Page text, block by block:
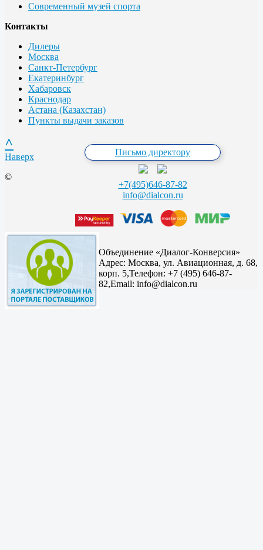
Современный музей спорта
Контакты
Дилеры
Москва
Санкт-Петербург
Екатеринбург
Хабаровск
Краснодар
Астана (Казахстан)
Пункты выдачи заказов
Письмо директору
+7(495)646-87-82
info@dialcon.ru
^
Наверх
©
Объединение «Диалог-Конверсия»
Адрес: Москва, ул. Авиационная, д. 68,
корп. 5,Телефон: +7 (495) 646-87-
82,Email: info@dialcon.ru